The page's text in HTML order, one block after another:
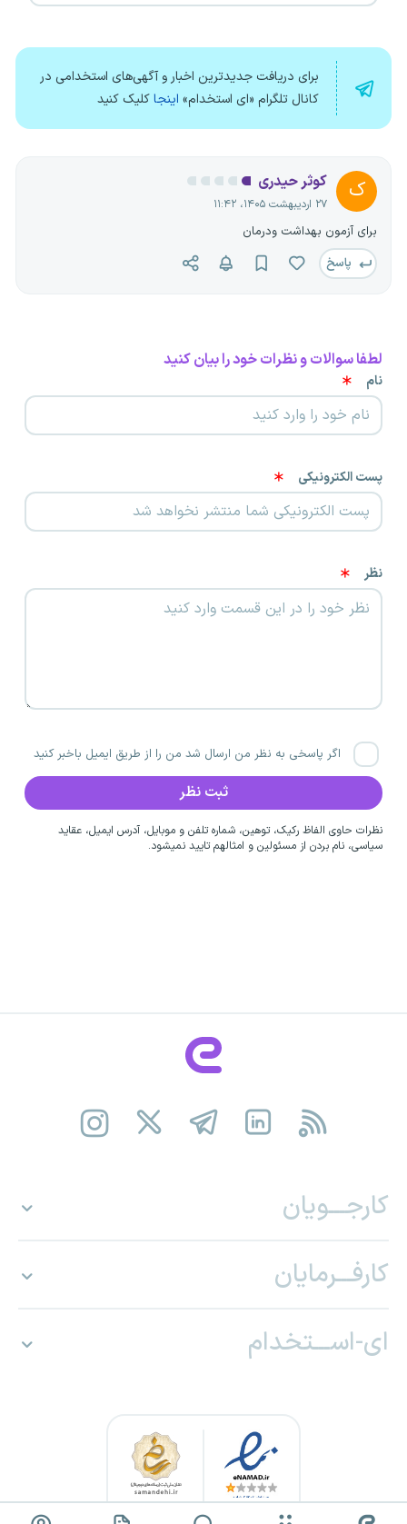
برای دریافت جدیدترین اخبار و آگهی‌های استخدامی در
کانال تلگرام «ای استخدام» اینجاکلیک کنید
ک کوثر حیدری
۲۷ اردیبهشت ۱۴۰۵، ۱۱:۴۲
برای آزمون بهداشت ودرمان
پاسخ
لطفا سوالات و نظرات خود را بیان کنید
نام
پست الکترونیکی
نظر
اگر پاسخی به نظر من ارسال شد من را از طریق ایمیل باخبر کنید
نظرات حاوی الفاظ رکیک، توهین، شماره تلفن و موبایل، آدرس ایمیل، عقاید
سیاسی، نام بردن از مسئولین و امثالهم تایید نمیشود.
کارجـــویان
کارفـــرمایان
ای-اســـتخدام